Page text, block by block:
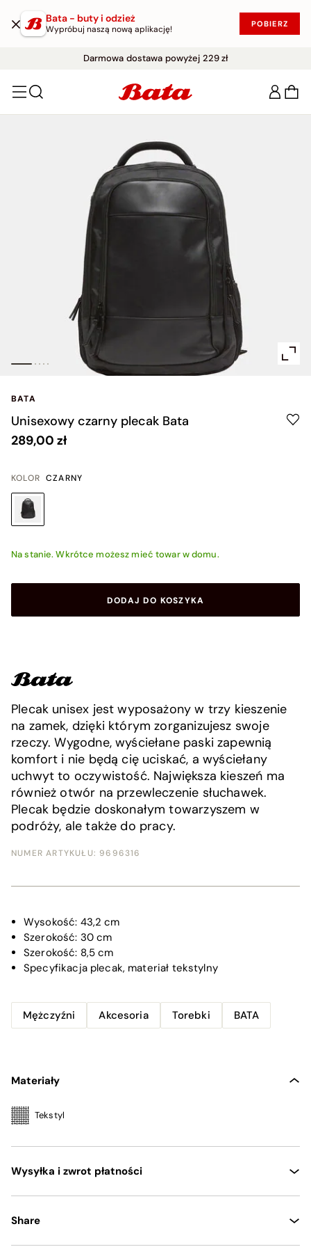
Bata - buty i odzież
Wypróbuj naszą nową aplikację! POBIERZ
Darmowa dostawa powyżej 229 zł
BATA
Unisexowy czarny plecak Bata
289,00 zł
KOLOR CZARNY
Na stanie. Wkrótce możesz mieć towar w domu.
DODAJ DO KOSZYKA
Plecak unisex jest wyposażony w trzy kieszenie
na zamek, dzięki którym zorganizujesz swoje
rzeczy. Wygodne, wyściełane paski zapewnią
komfort i nie będą cię uciskać, a wyściełany
uchwyt to oczywistość. Największa kieszeń ma
również otwór na przewleczenie słuchawek.
Plecak będzie doskonałym towarzyszem w
podróży, ale także do pracy.
NUMER ARTYKUŁU: 9696316
Wysokość: 43,2 cm
Szerokość: 30 cm
Szerokość: 8,5 cm
Specyfikacjaplecak, materiał tekstylny
Mężczyźni Akcesoria Torebki BATA
Materiały
Tekstyl
Wysyłka i zwrot płatności
Share